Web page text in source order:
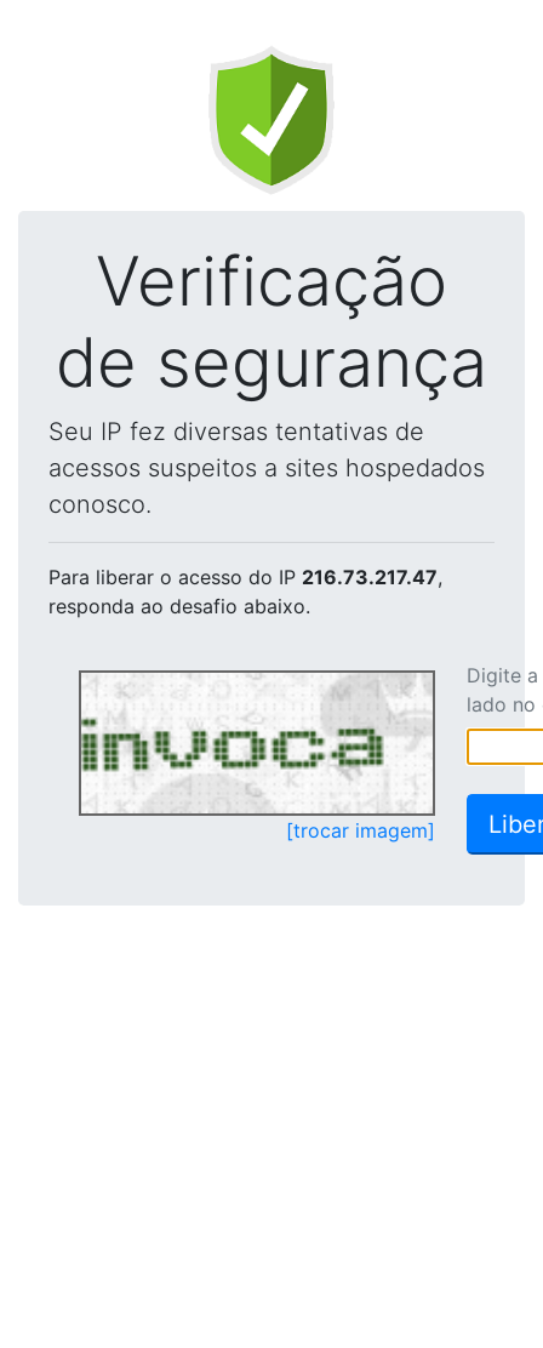
Verificação
de segurança
Seu IP fez diversas tentativas de
acessos suspeitos a sites hospedados
conosco.
Para liberar o acesso do IP 216.73.217.47,
responda ao desafio abaixo.
[trocar imagem]
Digite
lado no